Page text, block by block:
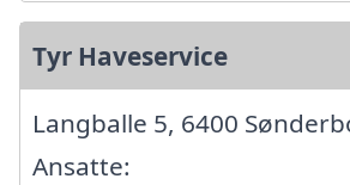
Tyr Haveservice
Langballe 5, 6400
Ansatte: